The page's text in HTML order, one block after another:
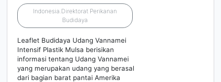
Indonesia.Direktorat Perikanan
Budidaya
Leaflet Budidaya Udang Vannamei
Intensif Plastik Mulsa berisikan
informasi tentang Udang Vannamei
yang merupakan udang yang berasal
dari bagian barat pantai Amerika